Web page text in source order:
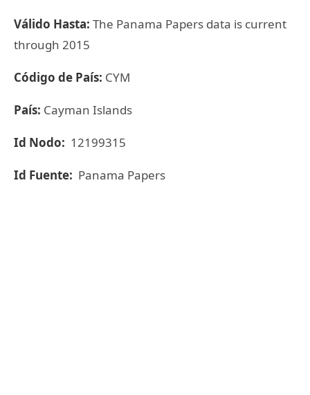
Válido Hasta: The Panama Papers data is current
through 2015
Código de País: CYM
País: Cayman Islands
Id Nodo: 12199315
Id Fuente: Panama Papers